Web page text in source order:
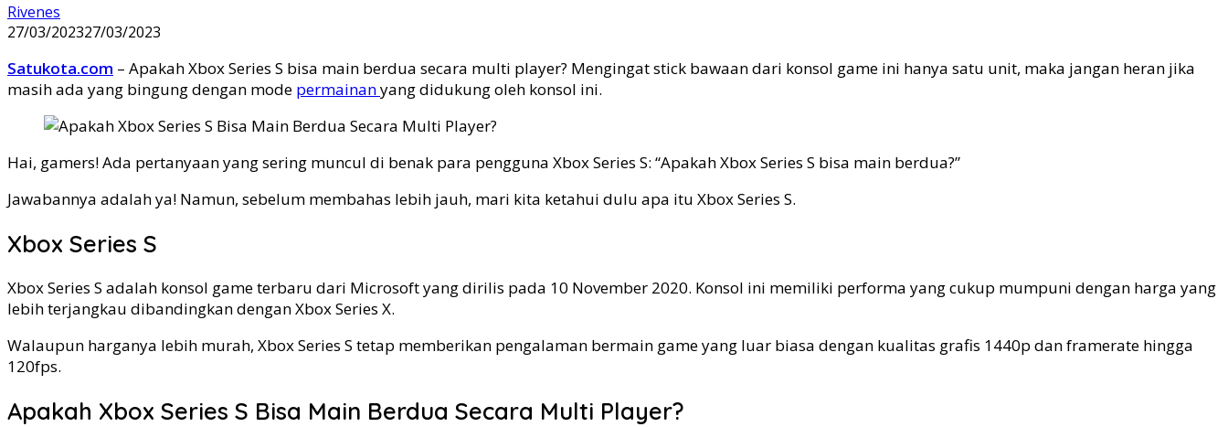
Rivenes
27/03/202327/03/2023
Satukota.com – Apakah Xbox Series S bisa main berdua secara multi player? Mengingat stick bawaan dari konsol game ini hanya satu unit, maka jangan heran jika
masih ada yang bingung dengan mode permainanyang didukung oleh konsol ini.
Hai, gamers! Ada pertanyaan yang sering muncul di benak para pengguna Xbox Series S: “Apakah Xbox Series S bisa main berdua?”
Jawabannya adalah ya! Namun, sebelum membahas lebih jauh, mari kita ketahui dulu apa itu Xbox Series S.
Xbox Series S
Xbox Series S adalah konsol game terbaru dari Microsoft yang dirilis pada 10 November 2020. Konsol ini memiliki performa yang cukup mumpuni dengan harga yang
lebih terjangkau dibandingkan dengan Xbox Series X.
Walaupun harganya lebih murah, Xbox Series S tetap memberikan pengalaman bermain game yang luar biasa dengan kualitas grafis 1440p dan framerate hingga
120fps.
Apakah Xbox Series S Bisa Main Berdua Secara Multi Player?